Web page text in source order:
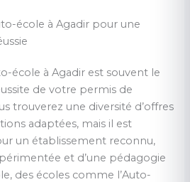
école à Agadir pour une
école à Agadir est souvent le
de votre permis de
trouverez une diversité d’offres
adaptées, mais il est
un établissement reconnu,
et d’une pédagogie
des écoles comme l’Auto-